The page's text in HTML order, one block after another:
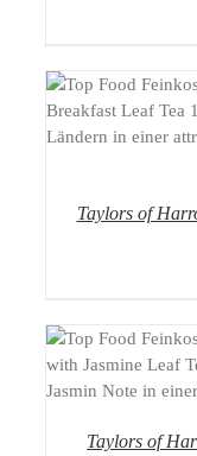
Taylors of
Taylors of